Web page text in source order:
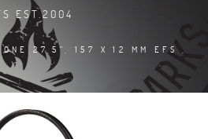
EST.2004
27,5", 157 X 12 MM EFS ,